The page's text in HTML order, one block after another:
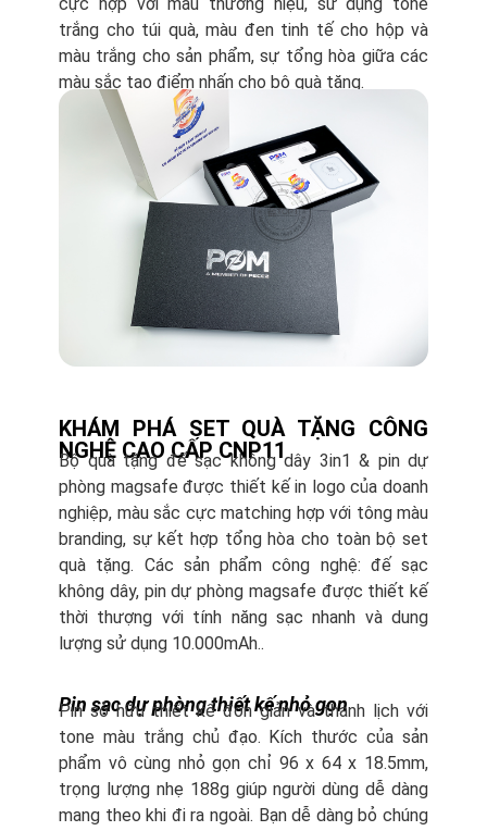
trắng cho túi quà, màu đen tinh tế cho hộp và
màu trắng cho sản phẩm, sự tổng hòa giữa các
màu sắc tạo điểm nhấn cho bộ quà tặng.
KHÁM PHÁ SET QUÀ TẶNG CÔNG
NGHỆ CAO CẤP CNP11
Bộ quà tặng đế sạc không dây 3in1 & pin dự
phòng magsafe được thiết kế in logo của doanh
nghiệp, màu sắc cực matching hợp với tông màu
branding, sự kết hợp tổng hòa cho toàn bộ set
quà tặng. Các sản phẩm công nghệ: đế sạc
không dây, pin dự phòng magsafe được thiết kế
thời thượng với tính năng sạc nhanh và dung
lượng sử dụng 10.000mAh..
Pin sạc dự phòng thiết kế nhỏ gọn
Pin sở hữu thiết kế đơn giản và thanh lịch với
tone màu trắng chủ đạo. Kích thước của sản
phẩm vô cùng nhỏ gọn chỉ 96 x 64 x 18.5mm,
trọng lượng nhẹ 188g giúp người dùng dễ dàng
mang theo khi đi ra ngoài. Bạn dễ dàng bỏ chúng